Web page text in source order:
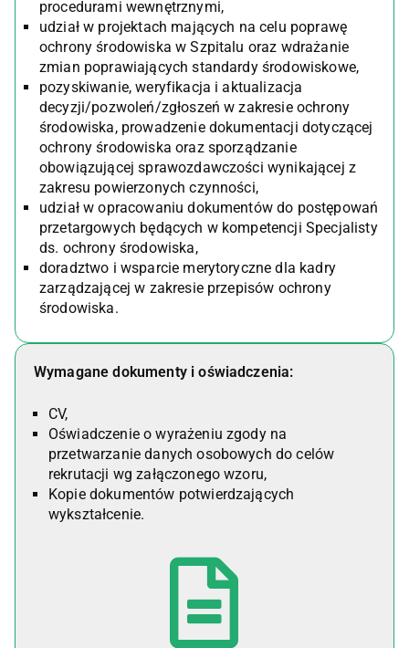
procedurami wewnętrznymi,
udział w projektach mających na celu poprawę
ochrony środowiska w Szpitalu oraz wdrażanie
zmian poprawiających standardy środowiskowe,
pozyskiwanie, weryfikacja i aktualizacja
decyzji/pozwoleń/zgłoszeń w zakresie ochrony
środowiska, prowadzenie dokumentacji dotyczącej
ochrony środowiska oraz sporządzanie
obowiązującej sprawozdawczości wynikającej z
zakresu powierzonych czynności,
udział w opracowaniu dokumentów do postępowań
przetargowych będących w kompetencji Specjalisty
ds. ochrony środowiska,
doradztwo i wsparcie merytoryczne dla kadry
zarządzającej w zakresie przepisów ochrony
środowiska.
Wymagane dokumenty i oświadczenia:
CV,
Oświadczenie o wyrażeniu zgody na
przetwarzanie danych osobowych do celów
rekrutacji wg załączonego wzoru,
Kopie dokumentów potwierdzających
wykształcenie.